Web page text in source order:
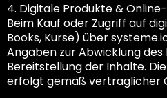
4. Digitale Produkte &
Beim Kauf oder Zugriff auf
Books, Kurse) über
Angaben zur Abwicklung des
Bereitstellung der Inhalte.
erfolgt gemäß vertraglicher